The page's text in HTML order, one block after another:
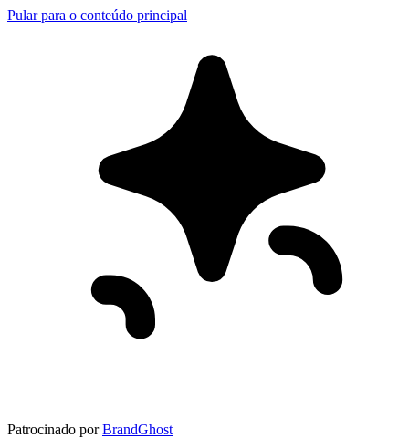
Pular para o conteúdo principal
Patrocinado por BrandGhost